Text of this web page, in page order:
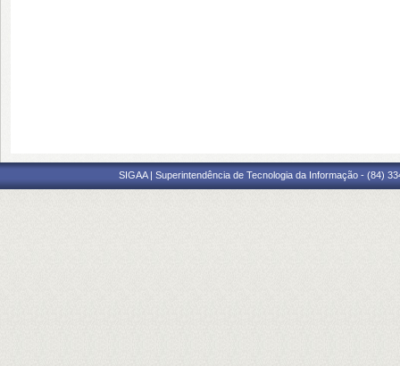
SIGAA | Superintendência de Tecnologia da Informação - (84)